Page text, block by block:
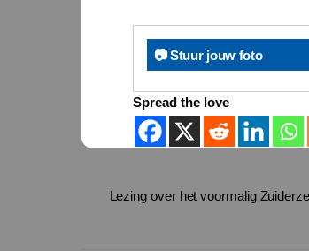
📷 Stuur jouw foto
Spread the love
Lezing over het voormalig